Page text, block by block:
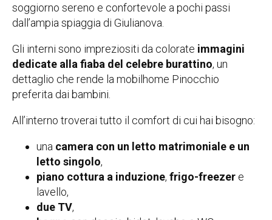
soggiorno sereno e confortevole a pochi passi
dall’ampia spiaggia di Giulianova.
Gli interni sono impreziositi da colorate immagini
dedicate alla fiaba del celebre burattino, un
dettaglio che rende la mobilhome Pinocchio
preferita dai bambini.
All’interno troverai tutto il comfort di cui hai bisogno:
una camera con un letto matrimoniale e un
letto singolo,
piano cottura a induzione, frigo-freezer e
lavello,
due TV,